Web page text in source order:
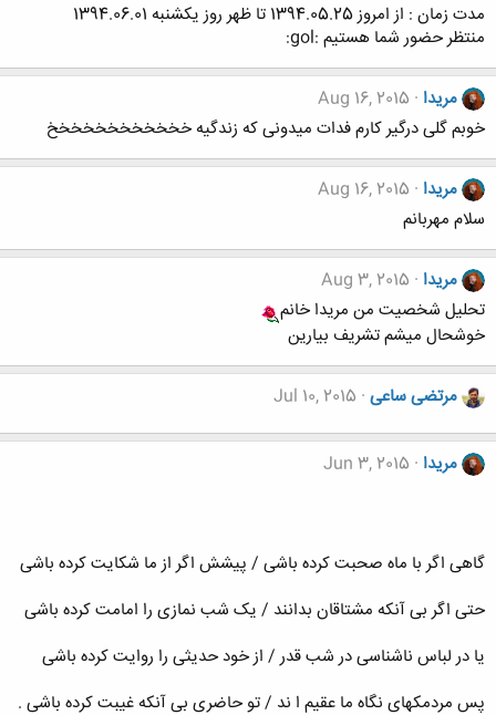
مدت زمان : از امروز 1394.05.25 تا ظهر روز یکشنبه 1394.06.01
منتظر حضور شما هستیم :gol:
مریدا Aug 16, 2015
خوبم گلی درگیر کارم فدات میدونی که زندگیه خخخخخخخخخخخخ
مریدا Aug 16, 2015
سلام مهربانم
مریدا Aug 3, 2015
تحلیل شخصیت من مریدا خانم
خوشحال میشم تشریف بیارین
مرتضی ساعی Jul 10, 2015
مریدا Jun 3, 2015
گاهی اگر با ماه صحبت کرده باشی / پیشش اگر از ما شکایت کرده باشی
حتی اگر بی آنکه مشتاقان بدانند / یک شب نمازی را امامت کرده باشی
یا در لباس ناشناسی در شب قدر / از خود حدیثی را روایت کرده باشی
پس مردمکهای نگاه ما عقیم ا ند / تو حاضری بی آنکه غیبت کرده باشی .